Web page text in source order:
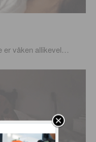
er våken allikevel…